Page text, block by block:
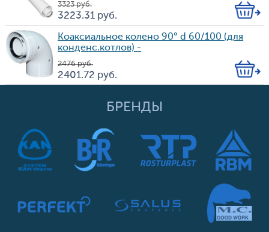
Цена
3 323 руб.
3 223.31 руб.
Кол-
во
Коаксиальное колено 90° d 60/100 (для
конденс.котлов) -
Цена
2 476 руб.
2 401.72 руб.
Кол-
во
БРЕНДЫ